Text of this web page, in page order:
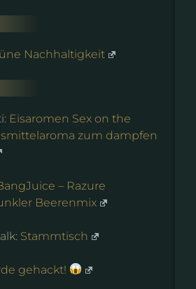
Nachhaltigkeit
Eisaromen Sex on the
zum dampfen
– Razure
Beerenmix
Stammtisch
gehackt!